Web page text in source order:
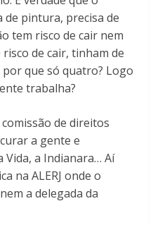
pintura, precisa de
tem risco de cair nem
de cair, tinham de
que só quatro? Logo
trabalha?
de direitos
a gente e
Vida, a Indianara… Aí
na ALERJ onde o
a delegada da